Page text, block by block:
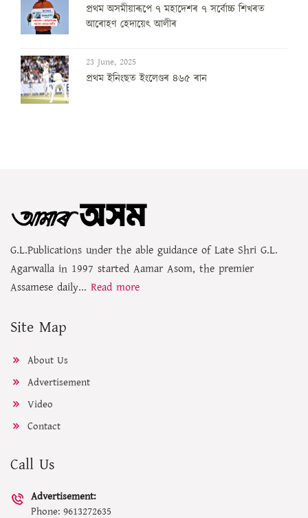
প্ৰথম অসমীয়াৰূপে ৭ মহাদেশৰ ৭ সৰ্বোচ্চ শিখৰত
আৰোহণ হেদায়েৎ আলীৰ
23 June, 2025
প্ৰথম ইনিংছত ইংলেণ্ডৰ ৪৬৫ ৰান
G.L.Publications under the able guidance of Late Shri G.L.
Agarwalla in 1997 started Aamar Asom, the premier
Assamese daily... Read more
Site Map
About Us
Advertisement
Video
Contact
Call Us
Advertisement:
Phone: 9613272635